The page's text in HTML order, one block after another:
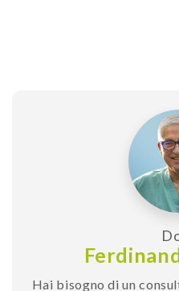
Hai bisogno di un